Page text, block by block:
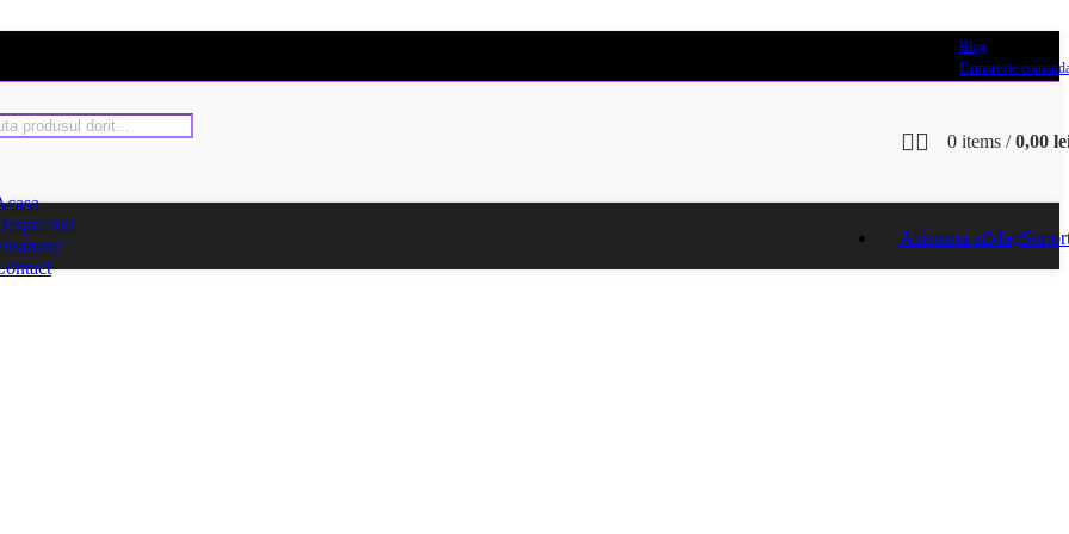
Blog
Urmareste
0 items / 0,00
noi
Asistenta atMag